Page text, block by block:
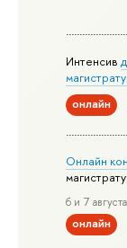
Интенсив
онлайн
Онлайн
6 и 7
онлайн